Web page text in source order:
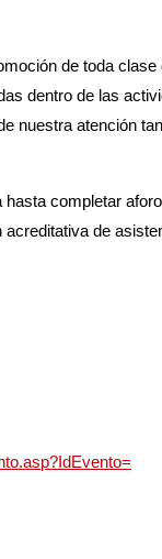
de toda
dentro de las
nuestra atención
completar
de